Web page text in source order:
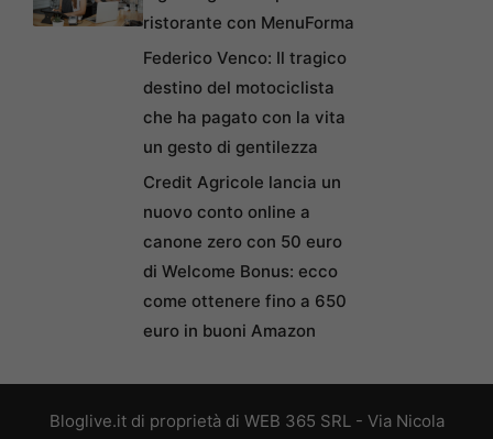
ristorante con MenuForma
Federico Venco: Il tragico
destino del motociclista
che ha pagato con la vita
un gesto di gentilezza
Credit Agricole lancia un
nuovo conto online a
canone zero con 50 euro
di Welcome Bonus: ecco
come ottenere fino a 650
euro in buoni Amazon
Bloglive.it di proprietà di WEB 365 SRL - Via Nicola